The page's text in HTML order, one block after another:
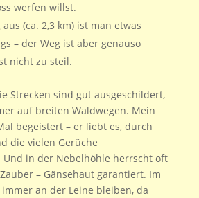
werfen willst.
(ca. 2,3 km) ist man etwas
– der Weg ist aber genauso
nicht zu steil.
Strecken sind gut ausgeschildert,
auf breiten Waldwegen. Mein
begeistert – er liebt es, durch
die vielen Gerüche
Und in der Nebelhöhle herrscht oft
– Gänsehaut garantiert. Im
an der Leine bleiben, da